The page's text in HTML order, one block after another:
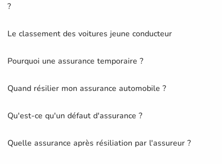
?
Le classement des voitures jeune conducteur
Pourquoi une assurance temporaire ?
Quand résilier mon assurance automobile ?
Qu'est-ce qu'un défaut d'assurance ?
Quelle assurance après résiliation par l'assureur ?